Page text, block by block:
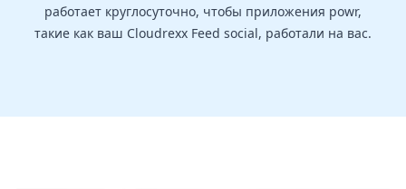
работает круглосуточно, чтобы приложения powr,
такие как ваш Cloudrexx Feed social, работали на вас.